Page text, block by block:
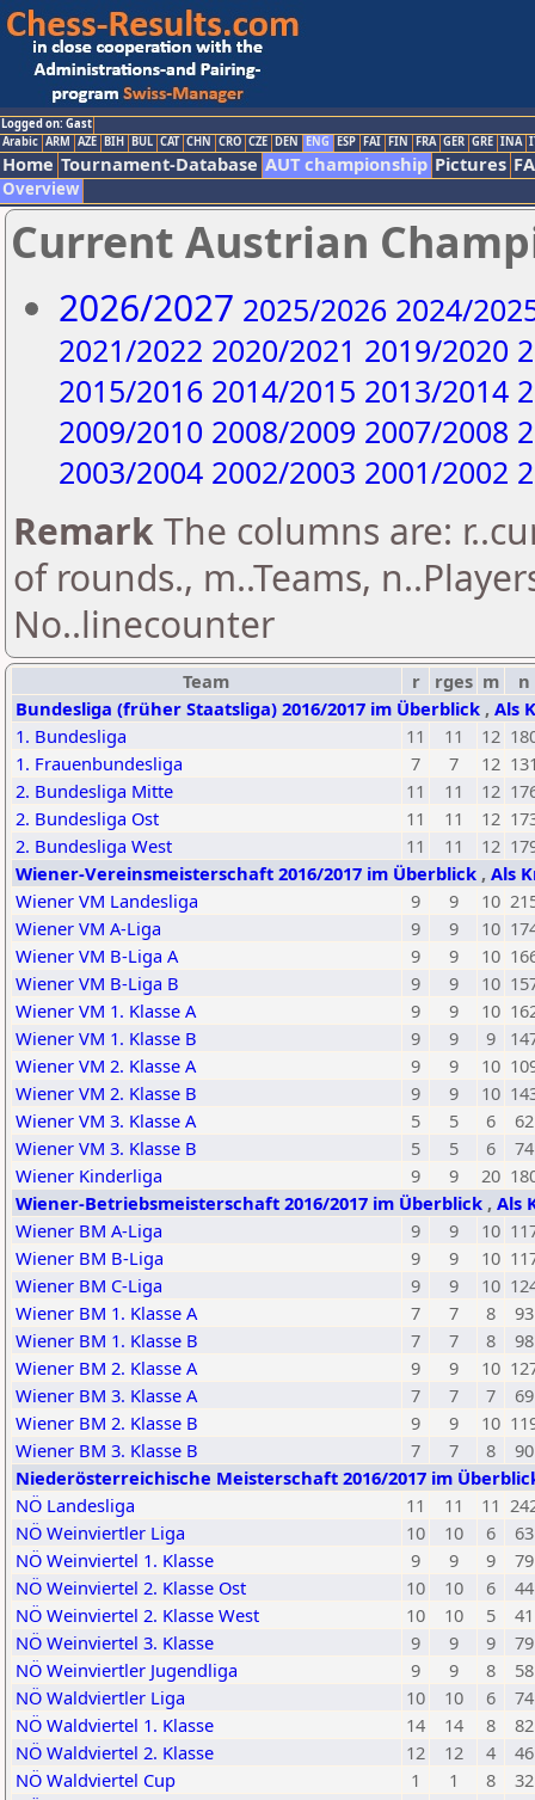
Logged on: Gast
Arabic ARM AZE BIH BUL CAT CHN CRO CZE DEN ENG ESP FAI FIN FRA GER GRE INA
Home Tournament-Database AUT championship Pictures
Overview
Current Austrian
2026/2027 2025/2026 2024/
2021/2022 2020/2021 2019/2020
2015/2016 2014/2015 2013/2014
2009/2010 2008/2009 2007/2008
2003/2004 2002/2003 2001/2002
RemarkThe columns are:
of rounds., m..Teams,
No..linecounter
Team r rges m
n
Bundesliga (früher Staatsliga) 2016/2017 im Überblick , Als
1. Bundesliga
11 11 12
1. Frauenbundesliga
7 7 12
2. Bundesliga Mitte
11 11 12
2. Bundesliga Ost
11 11 12
2. Bundesliga West
11 11 12
Wiener-Vereinsmeisterschaft 2016/2017 im Überblick , Als
Wiener VM Landesliga
9 9 10
Wiener VM A-Liga
9 9 10
Wiener VM B-Liga A
9 9 10
Wiener VM B-Liga B
9 9 10
Wiener VM 1. Klasse A
9 9 10
Wiener VM 1. Klasse B
9 9 9
Wiener VM 2. Klasse A
9 9 10
Wiener VM 2. Klasse B
9 9 10
Wiener VM 3. Klasse A
5 5 6
62
Wiener VM 3. Klasse B
5 5 6
74
Wiener Kinderliga
9 9 20
Wiener-Betriebsmeisterschaft 2016/2017 im Überblick , Als
Wiener BM A-Liga
9 9 10
Wiener BM B-Liga
9 9 10
Wiener BM C-Liga
9 9 10
Wiener BM 1. Klasse A
7 7 8
93
Wiener BM 1. Klasse B
7 7 8
98
Wiener BM 2. Klasse A
9 9 10
Wiener BM 3. Klasse A
7 7 7
69
Wiener BM 2. Klasse B
9 9 10
Wiener BM 3. Klasse B
7 7 8
90
Niederösterreichische Meisterschaft 2016/2017 im
NÖ Landesliga
11 11 11
NÖ Weinviertler Liga
10 10 6
63
NÖ Weinviertel 1. Klasse
9 9 9
79
NÖ Weinviertel 2. Klasse Ost
10 10 6
44
NÖ Weinviertel 2. Klasse West
10 10 5
41
NÖ Weinviertel 3. Klasse
9 9 9
79
NÖ Weinviertler Jugendliga
9 9 8
58
NÖ Waldviertler Liga
10 10 6
74
NÖ Waldviertel 1. Klasse
14 14 8
82
NÖ Waldviertel 2. Klasse
12 12 4
46
NÖ Waldviertel Cup
1 1 8
32